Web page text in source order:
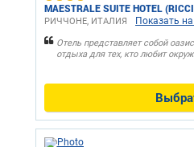
MAESTRALE SUITE HOTEL
РИЧЧОНЕ, ИТАЛИЯ Показать
Отель представляет собой
отдыха для тех, кто любит